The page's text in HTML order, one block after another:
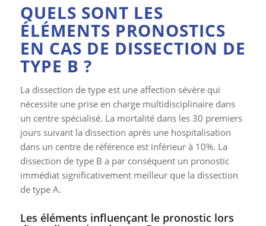
QUELS SONT LES
ÉLÉMENTS PRONOSTICS
EN CAS DE DISSECTION DE
TYPE B ?
La dissection de type est une affection sévère qui
nécessite une prise en charge multidisciplinaire dans
un centre spécialisé. La mortalité dans les 30 premiers
jours suivant la dissection après une hospitalisation
dans un centre de référence est inférieur à 10%. La
dissection de type B a par conséquent un pronostic
immédiat significativement meilleur que la dissection
de type A.
Les éléments influençant le pronostic lors